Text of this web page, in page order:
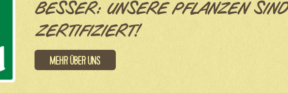
BESSER: UNSERE PFLANZEN SIND
ZERTIFIZIERT!
Mehr über uns